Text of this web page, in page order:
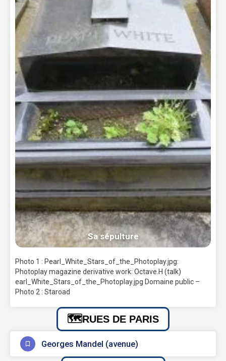
Sa sépulture
Photo 1 : Pearl_White_Stars_of_the_Photoplay.jpg:
Photoplay magazine derivative work: Octave.H (talk)
earl_White_Stars_of_the_Photoplay.jpg Domaine public –
Photo 2 : Staroad
RUES DE PARIS
Georges Mandel (avenue)